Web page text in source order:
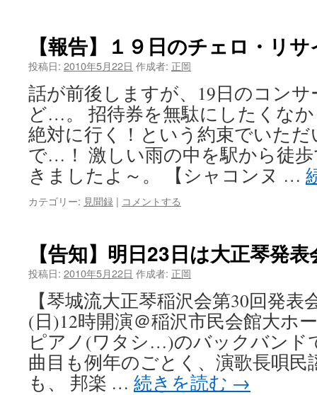
【報告】１９日のチェロ・リ
投稿日: 2010年5月22日 作成者: 正岡
話が前後しますが、19日のコン
ど…。 招待券を無駄にしたくな
絶対に行く！という約束でいた
で…！ 激しい雨の中を駅から徒
きましたよ～。 【シャコンヌ …
カテゴリー: 見聞録 | コメントする
【告知】明日23日は大正琴発
投稿日: 2010年5月22日 作成者: 正岡
【琴城流大正琴稲沢会第30回発表
(日)12時開演＠稲沢市民会館大ホ
ピアノ(ワタシ…)のバックバンド
曲目も例年のごとく、演歌長唄
も、 邦楽 … 続きを読む →